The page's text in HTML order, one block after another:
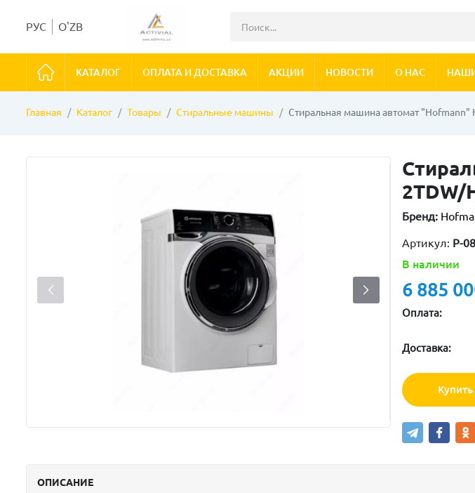
РУС O'ZB
КАТАЛОГ ОПЛАТА И ДОСТАВКА АКЦИИ НОВОСТИ О НАС
Главная Каталог Товары Стиральные машины Стиральная машина автомат "Hofmann"
2TDW/
Бренд:
Артикул: P-
В наличии
6 885
Оплата:
Доставка:
Купить
ОПИСАНИЕ